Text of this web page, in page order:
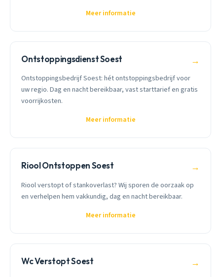
Meer informatie
Ontstoppingsdienst Soest →
Ontstoppingsbedrijf Soest: hét ontstoppingsbedrijf voor
uw regio. Dag en nacht bereikbaar, vast starttarief en gratis
voorrijkosten.
Meer informatie
Riool Ontstoppen Soest →
Riool verstopt of stankoverlast? Wij sporen de oorzaak op
en verhelpen hem vakkundig, dag en nacht bereikbaar.
Meer informatie
Wc Verstopt Soest →